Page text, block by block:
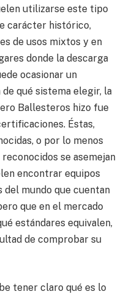
utilizarse este tipo
carácter histórico,
de usos mixtos y en
donde la descarga
ocasionar un
de qué sistema elegir, la
Ballesteros hizo fue
Éstas,
o por lo menos
se asemejan
encontrar equipos
mundo que cuentan
que en el mercado
estándares equivalen,
de comprobar su
tener claro qué es lo